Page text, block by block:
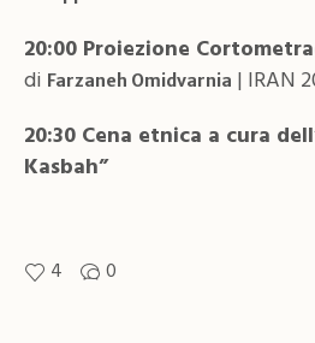
20:00 Proiezione
di Farzaneh Omidvarnia | IRAN
20:30 Cena etnica a cura
Kasbah”
4 0